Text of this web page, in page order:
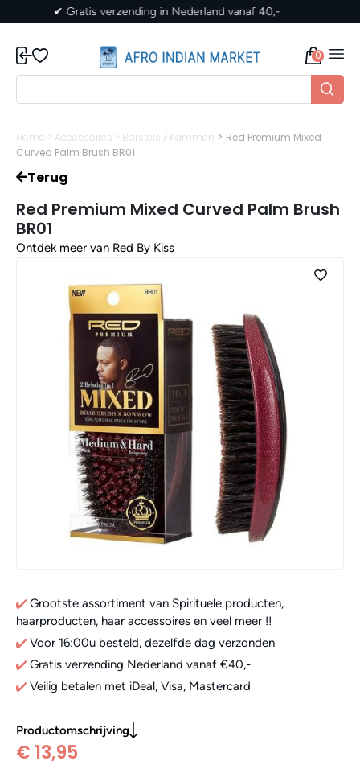
✔ Gratis verzending in Nederland vanaf 40,-
0
Home > Accessoires > Borstels / Kammen > Red Premium Mixed
Curved Palm Brush BR01
Terug
Red Premium Mixed Curved Palm Brush
BR01
Ontdek meer van Red By Kiss
Grootste assortiment van Spirituele producten,
haarproducten, haar accessoires en veel meer !!
Voor 16:00u besteld, dezelfde dag verzonden
Gratis verzending Nederland vanaf €40,-
Veilig betalen met iDeal, Visa, Mastercard
Productomschrijving
€ 13,95